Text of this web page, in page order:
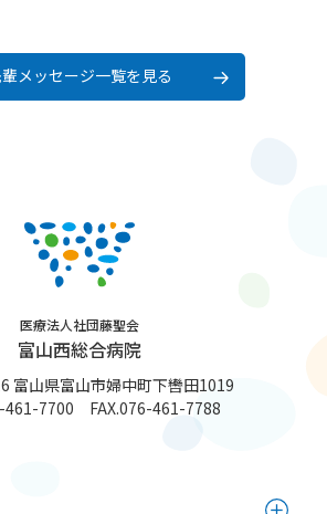
メッセージ一覧を見る
医療法人社団藤聖会
富山西総合病院
富山県富山市婦中町下轡田1019
461-7700 FAX.076-461-7788